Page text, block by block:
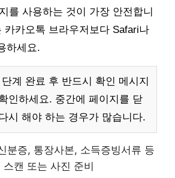
를 사용하는 것이 가장 안전합니
카카오톡 브라우저보다 Safari나
하세요.
단계 완료 후 반드시 확인 메시지
인하세요. 중간에 페이지를 닫
시 해야 하는 경우가 많습니다.
분증, 통장사본, 소득증빙서류 등
캔 또는 사진 준비